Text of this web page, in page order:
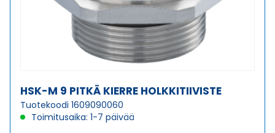
HSK-M 9 PITKÄ KIERRE HOLKKITIIVISTE
Tuotekoodi 1609090060
Toimitusaika: 1-7 päivää